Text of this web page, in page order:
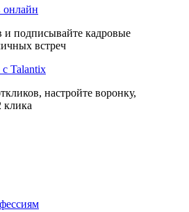
онлайн
и подписывайте кадровые
встреч
с Talantix
настройте воронку,
клика